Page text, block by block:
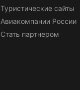
Туристические сайты
Авиакомпании России
Стать партнером